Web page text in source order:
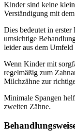
Kinder sind keine
Verständigung mit
Dies bedeutet in
umsichtige
leider aus dem
Wenn Kinder mit
regelmäßig zum
Milchzähne zur
Minimale Spangen
zweiten Zähne.